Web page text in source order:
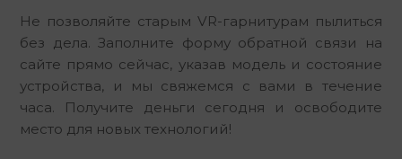
Не позволяйте старым VR-гарнитурам пылиться
без дела. Заполните форму обратной связи на
сайте прямо сейчас, указав модель и состояние
устройства, и мы свяжемся с вами в течение
часа. Получите деньги сегодня и освободите
место для новых технологий!